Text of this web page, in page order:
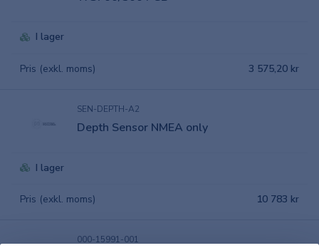
I lager
Pris (exkl. moms) 3 575,20 kr
SEN-DEPTH-A2
Depth Sensor NMEA only
I lager
Pris (exkl. moms) 10 783 kr
000-15991-001